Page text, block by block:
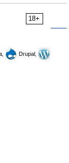
18+
Drupal,